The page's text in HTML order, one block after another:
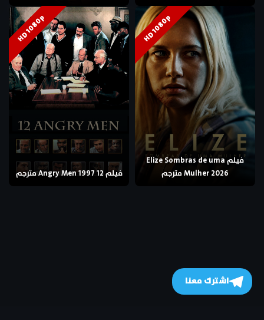
HD 1080p
فيلم Elize Sombras de uma
Mulher 2026 مترجم
HD 1080p
فيلم 12 Angry Men 1997 مترجم
اشترك معنا